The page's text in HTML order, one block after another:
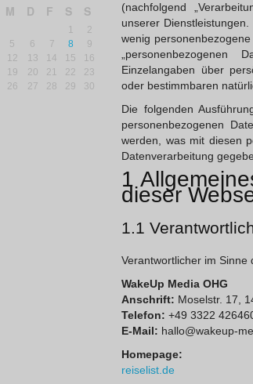
M D F S S
1
2
5 6 7 8
9
12 13 14 15
16
19 20 21 22
23
26 27 28 29
30
(nachfolgend
unserer
wenig
Einzelangaben über
oder bestimmbaren
Die folgenden
personenbezogenen
werden, was mit diesen
Datenverarbeitung
1
dieser
1.1
Verantwortlicher im Sinne
WakeUp Media OHG
Anschrift: Moselstr. 17,
Telefon: +49 3322
E-Mail: hallo@wakeup-
Homepage:
reiselist.de